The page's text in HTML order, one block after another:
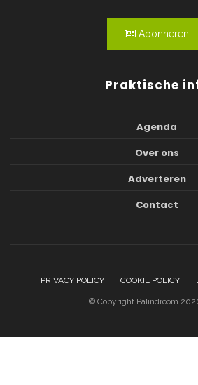
Abonneren
Praktische
Agenda
Over ons
Adverteren
Contact
PRIVACY POLICY COOKIE POLICY
© Copyright Palindroom